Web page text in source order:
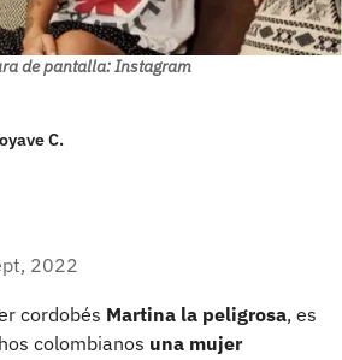
de pantalla: Instagram
C.
2022
cordobés Martina la peligrosa, es
colombianos una mujer